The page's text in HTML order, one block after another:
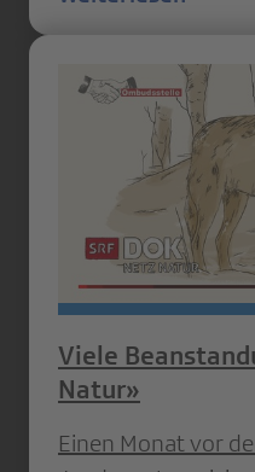
Viele
Natur»
Einen Monat vor